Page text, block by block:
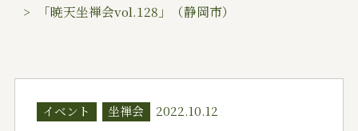
「暁天坐禅会vol.128」（静岡市）
イベント 坐禅会 2022.10.12